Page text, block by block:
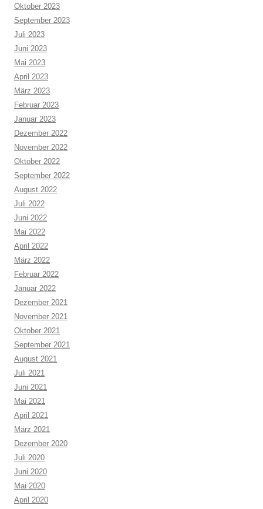
Oktober 2023
September 2023
Juli 2023
Juni 2023
Mai 2023
April 2023
März 2023
Februar 2023
Januar 2023
Dezember 2022
November 2022
Oktober 2022
September 2022
August 2022
Juli 2022
Juni 2022
Mai 2022
April 2022
März 2022
Februar 2022
Januar 2022
Dezember 2021
November 2021
Oktober 2021
September 2021
August 2021
Juli 2021
Juni 2021
Mai 2021
April 2021
März 2021
Dezember 2020
Juli 2020
Juni 2020
Mai 2020
April 2020